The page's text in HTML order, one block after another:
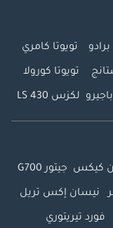
برادو تويوتا كامري
تويوتا كورولا
لكزس LS 430
كيكس جيتور G700
نيسان إكس تريل
فورد تيريتوري